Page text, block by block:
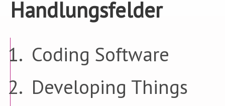
Handlungsfelder
Coding Software
Developing Things